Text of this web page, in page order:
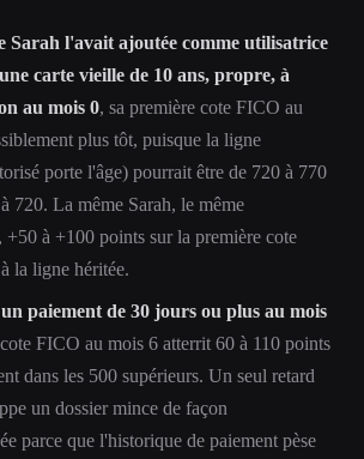
Sarah l'avait ajoutée comme utilisatrice
carte vieille de 10 ans, propre, à
au mois 0, sa première cote FICO au
plus tôt, puisque la ligne
porte l'âge) pourrait être de 720 à 770
720. La même Sarah, le même
+50 à +100 points sur la première cote
la ligne héritée.
paiement de 30 jours ou plus au mois
FICO au mois 6 atterrit 60 à 110 points
dans les 500 supérieurs. Un seul retard
un dossier mince de façon
parce que l'historique de paiement pèse